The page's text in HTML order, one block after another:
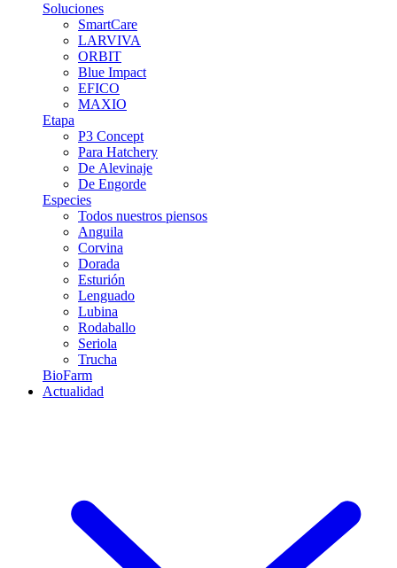
Soluciones
SmartCare
LARVIVA
ORBIT
Blue Impact
EFICO
MAXIO
Etapa
P3 Concept
Para Hatchery
De Alevinaje
De Engorde
Especies
Todos nuestros piensos
Anguila
Corvina
Dorada
Esturión
Lenguado
Lubina
Rodaballo
Seriola
Trucha
BioFarm
Actualidad